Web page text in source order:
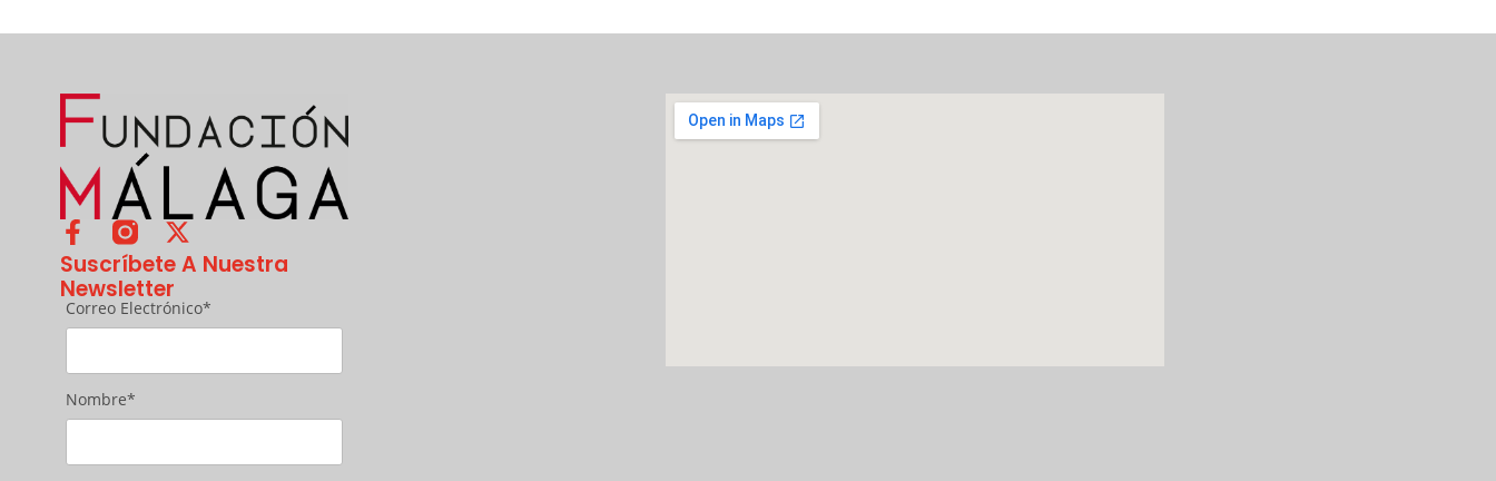
Suscríbete A Nuestra
Newsletter
Correo Electrónico*
Nombre*